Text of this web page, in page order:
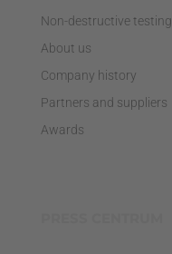
Non-destructive testing
About us
Company history
Partners and suppliers
Awards